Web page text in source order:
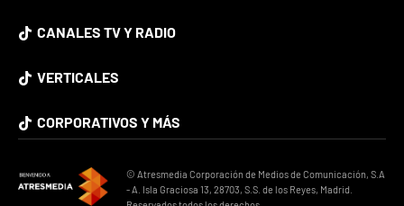
CANALES TV Y RADIO
VERTICALES
CORPORATIVOS Y MÁS
© Atresmedia Corporación de Medios de Comunicación, S.A
- A. Isla Graciosa 13, 28703, S.S. de los Reyes, Madrid.